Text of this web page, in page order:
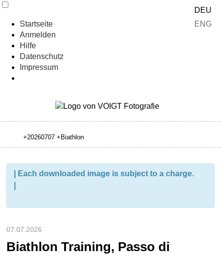
Startseite
Anmelden
Hilfe
Datenschutz
Impressum
DEU
ENG
| Each downloaded image is subject to a charge.
07.07.2026
Biathlon Training, Passo di